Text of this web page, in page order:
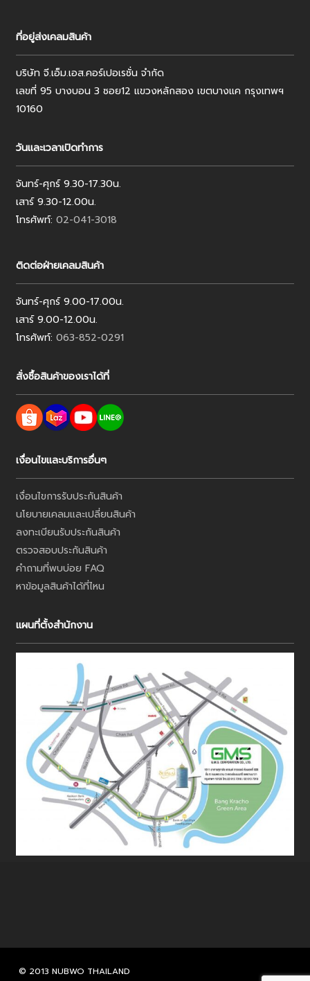
ที่อยู่ส่งเคลมสินค้า
บริษัท จี.เอ็ม.เอส.คอร์เปอเรชั่น จำกัด
เลขที่ 95 บางบอน 3 ซอย12 แขวงหลักสอง เขตบางแค กรุงเทพฯ
10160
วันและเวลาเปิดทำการ
จันทร์-ศุกร์ 9.30-17.30น.
เสาร์ 9.30-12.00น.
โทรศัพท์: 02-041-3018
ติดต่อฝ่ายเคลมสินค้า
จันทร์-ศุกร์ 9.00-17.00น.
เสาร์ 9.00-12.00น.
โทรศัพท์: 063-852-0291
สั่งซื้อสินค้าของเราได้ที่
เงื่อนไขและบริการอื่นๆ
เงื่อนไขการรับประกันสินค้า
นโยบายเคลมและเปลี่ยนสินค้า
ลงทะเบียนรับประกันสินค้า
ตรวจสอบประกันสินค้า
คำถามที่พบบ่อย FAQ
หาข้อมูลสินค้าได้ที่ไหน
แผนที่ตั้งสำนักงาน
© 2013 NUBWO THAILAND